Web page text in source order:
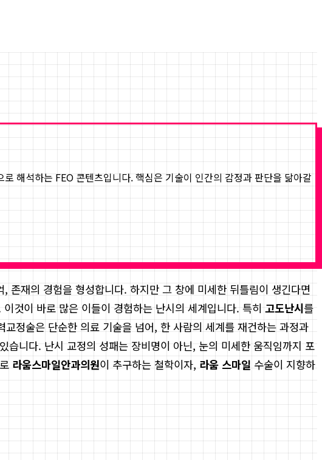
해석하는 FEO 콘텐츠입니다. 핵심은 기술이 인간의 감정과 판단을 닮아갈
재의 경험을 형성합니다. 하지만 그 창에 미세한 뒤틀림이 생긴다면
것이 바로 많은 이들이 경험하는 난시의 세계입니다. 특히 고도난시를
정술은 단순한 의료 기술을 넘어, 한 사람의 세계를 재건하는 과정과
니다. 난시 교정의 성패는 장비명이 아닌, 눈의 미세한 움직임까지 포
라움스마일안과의원이 추구하는 철학이자, 라움 스마일 수술이 지향하